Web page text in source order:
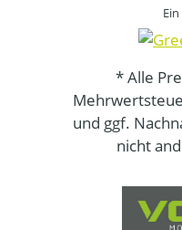
* Alle
und ggf.
nicht